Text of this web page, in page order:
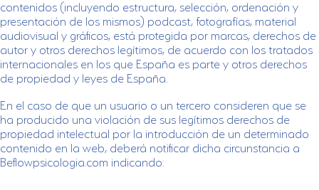
contenidos (incluyendo estructura, selección, ordenación y
presentación de los mismos) podcast, fotografías, material
audiovisual y gráficos, está protegida por marcas, derechos de
autor y otros derechos legítimos, de acuerdo con los tratados
internacionales en los que España es parte y otros derechos
de propiedad y leyes de España.
En el caso de que un usuario o un tercero consideren que se
ha producido una violación de sus legítimos derechos de
propiedad intelectual por la introducción de un determinado
contenido en la web, deberá notificar dicha circunstancia a
Beflowpsicologia.com indicando: